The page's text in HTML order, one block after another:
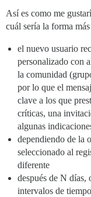
Así es como me
cuál sería la forma
el nuevo usuario
personalizado con
la comunidad
por lo que el
clave a los que
críticas, una
algunas
dependiendo de la
seleccionado al
diferente
después de N días,
intervalos de